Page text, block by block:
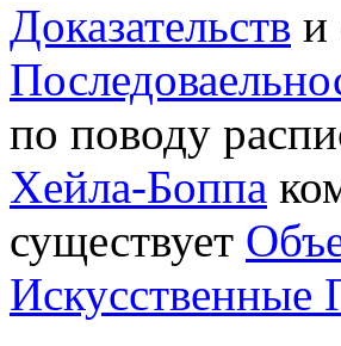
Доказательств и
по поводу
Хейла-Боппа
существует
Искусственные